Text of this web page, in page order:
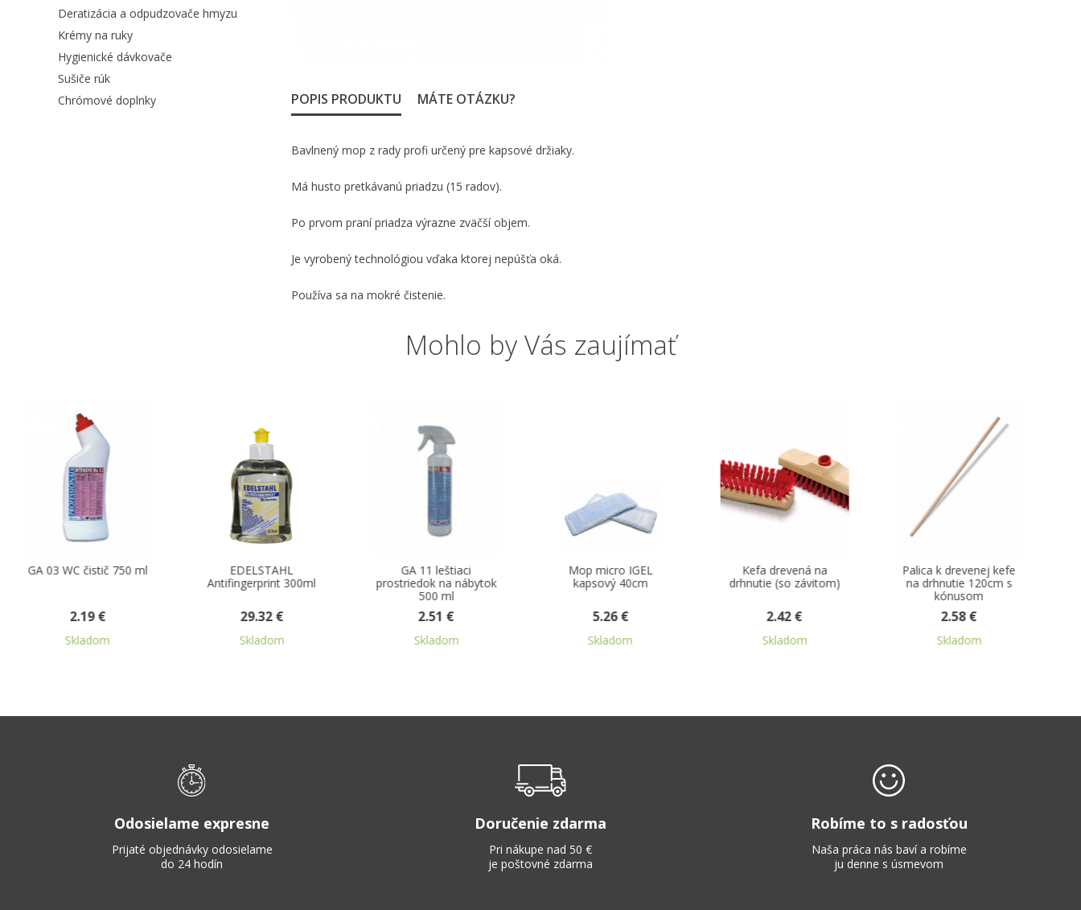
Deratizácia a odpudzovače hmyzu
Krémy na ruky
Hygienické dávkovače
Sušiče rúk
Chrómové doplnky
POPIS PRODUKTU MÁTE OTÁZKU?
Bavlnený mop z rady profi určený pre kapsové držiaky.
Má husto pretkávanú priadzu (15 radov).
Po prvom praní priadza výrazne zväčší objem.
Je vyrobený technológiou vďaka ktorej nepúšťa oká.
Používa sa na mokré čistenie.
Mohlo by Vás zaujímať
EDELSTAHL
29.32 €
Skladom
GA 11 leštiaci
prostriedok na nábytok
2.51 €
Skladom
Mop micro IGEL
kapsový 40cm
5.26 €
Skladom
Kefa drevená na
drhnutie (so závitom)
2.42 €
Skladom
Palica k drevenej kefe
na drhnutie 120cm s
2.58 €
Skladom
Palica k zmetáku natural
drevo 120cm so
závitom
2.67 €
Skladom
Odosielame expresne
Prijaté objednávky odosielame
do 24 hodín
Doručenie zdarma
Pri nákupe nad 50 €
je poštovné zdarma
Robíme to s radosťou
Naša práca nás baví a robíme
ju denne s úsmevom